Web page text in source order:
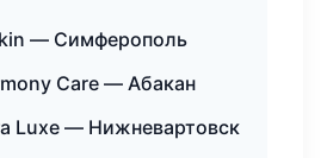
— Симферополь
Care — Абакан
Luxe — Нижневартовск